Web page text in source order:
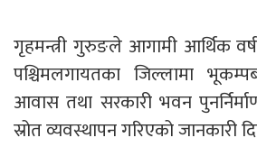
गृहमन्त्री गुरुङले आगामी आर्थिक
पश्चिमलगायतका जिल्लामा
आवास तथा सरकारी भवन
स्रोत व्यवस्थापन गरिएको जानकारी